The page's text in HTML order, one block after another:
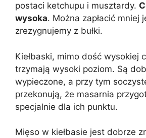
postaci ketchupu i musztardy.
wysoka. Można zapłacić mniej
zrezygnujemy z bułki.
Kiełbaski, mimo dość wysokiej
trzymają wysoki poziom. Są
wypieczone, a przy tym
przekonują, że masarnia
specjalnie dla ich punktu.
Mięso w kiełbasie jest dobrze